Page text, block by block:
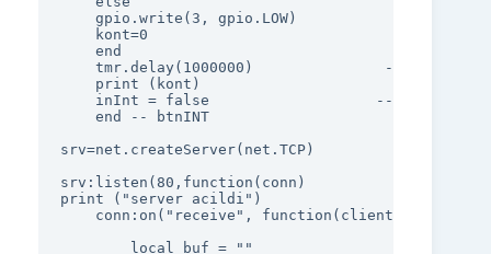
    gpio.write(3, gpio.LOW)
inInt = false                   -- all done,
    end -- btnINT
srv=net.createServer(net.TCP)
srv:listen(80,function(conn)
print ("server acildi")
    conn:on("receive", function(client,request)